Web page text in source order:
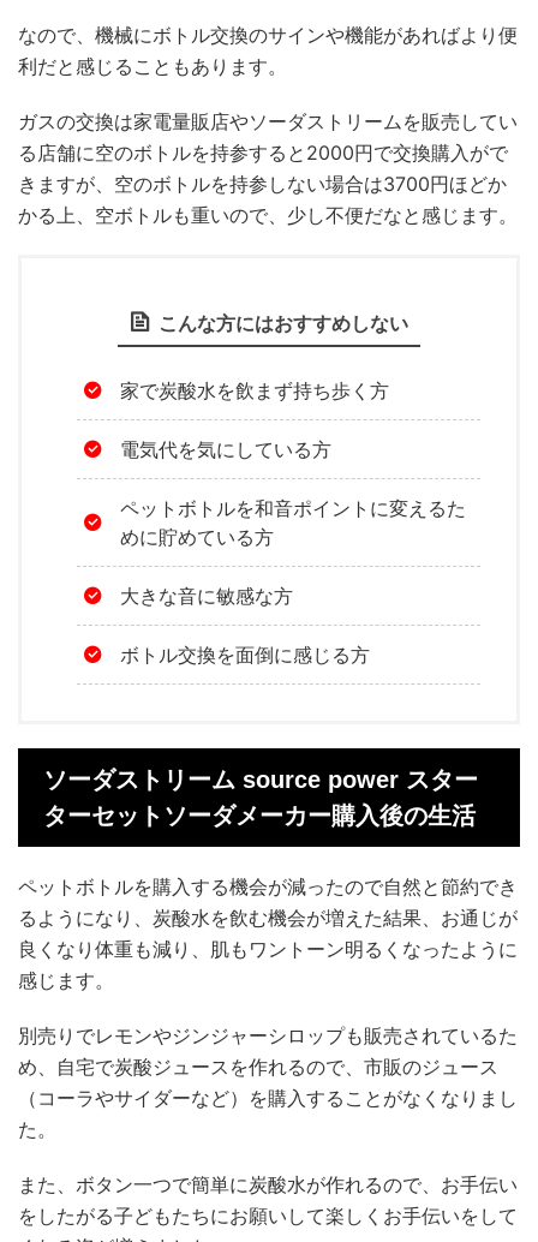
なので、機械にボトル交換のサインや機能があればより便
利だと感じることもあります。
ガスの交換は家電量販店やソーダストリームを販売してい
る店舗に空のボトルを持参すると2000円で交換購入がで
きますが、空のボトルを持参しない場合は3700円ほどか
かる上、空ボトルも重いので、少し不便だなと感じます。
こんな方にはおすすめしない
家で炭酸水を飲まず持ち歩く方
電気代を気にしている方
ペットボトルを和音ポイントに変えるた
めに貯めている方
大きな音に敏感な方
ボトル交換を面倒に感じる方
ソーダストリーム source power スター
ターセットソーダメーカー購入後の生活
ペットボトルを購入する機会が減ったので自然と節約でき
るようになり、炭酸水を飲む機会が増えた結果、お通じが
良くなり体重も減り、肌もワントーン明るくなったように
感じます。
別売りでレモンやジンジャーシロップも販売されているた
め、自宅で炭酸ジュースを作れるので、市販のジュース
（コーラやサイダーなど）を購入することがなくなりまし
た。
また、ボタン一つで簡単に炭酸水が作れるので、お手伝い
をしたがる子どもたちにお願いして楽しくお手伝いをして